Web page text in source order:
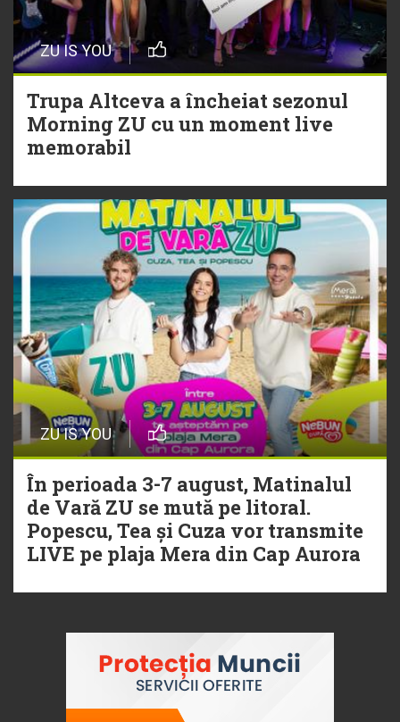
29 Iulie
Trupa Altceva a încheiat sezonul
Morning ZU cu un moment live
memorabil
NEW MUSIC | 5 piese noi în
playlistul Radio ZU
ZU IS YOU
Trupa Altceva a încheiat sezonul
Morning ZU cu un moment live
memorabil
ZU IS YOU
În perioada 3-7 august, Matinalul
de Vară ZU se mută pe litoral.
Popescu, Tea și Cuza vor transmite
LIVE pe plaja Mera din Cap Aurora